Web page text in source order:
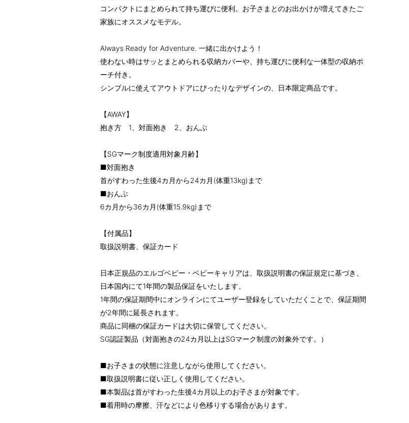
コンパクトにまとめられて持ち運びに便利。お子さまとのお出かけが増えてきたご
家族にオススメなモデル。
Always Ready for Adventure. 一緒に出かけよう！
使わない時はサッとまとめられる収納カバーや、持ち運びに便利な一体型の収納ポ
ーチ付き。
シンプルに使えてアウトドアにぴったりなデザインの、日本限定商品です。
【AWAY】
抱き方 1、対面抱き 2、おんぶ
【SGマーク制度適用対象月齢】
■対面抱き
首がすわった生後4カ月から24カ月(体重13kg)まで
■おんぶ
6カ月から36カ月(体重15.9kg)まで
【付属品】
取扱説明書、保証カード
日本正規品のエルゴベビー・ベビーキャリアは、取扱説明書の保証規定に基づき、
日本国内にて1年間の製品保証をいたします。
1年間の保証期間中にオンラインにてユーザー登録をしていただくことで、保証期間
が2年間に延長されます。
商品に同梱の保証カードは大切に保管してください。
SG認証製品（対面抱きの24カ月以上はSGマーク制度の対象外です。）
■お子さまの状態に注意しながら使用してください。
■取扱説明書に従い正しく使用してください。
■本製品は首がすわった生後4カ月以上のお子さまが対象です。
■着用時の摩擦、汗などにより色移りする場合があります。